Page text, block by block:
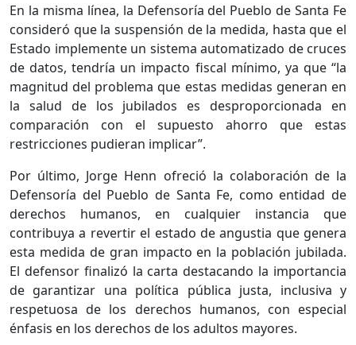
En la misma línea, la Defensoría del Pueblo de Santa Fe
consideró que la suspensión de la medida, hasta que el
Estado implemente un sistema automatizado de cruces
de datos, tendría un impacto fiscal mínimo, ya que “la
magnitud del problema que estas medidas generan en
la salud de los jubilados es desproporcionada en
comparación con el supuesto ahorro que estas
restricciones pudieran implicar”.
Por último, Jorge Henn ofreció la colaboración de la
Defensoría del Pueblo de Santa Fe, como entidad de
derechos humanos, en cualquier instancia que
contribuya a revertir el estado de angustia que genera
esta medida de gran impacto en la población jubilada.
El defensor finalizó la carta destacando la importancia
de garantizar una política pública justa, inclusiva y
respetuosa de los derechos humanos, con especial
énfasis en los derechos de los adultos mayores.